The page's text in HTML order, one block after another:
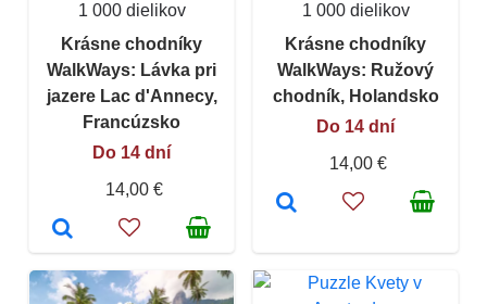
1 000 dielikov
Krásne chodníky
WalkWays: Lávka pri
jazere Lac d'Annecy,
Francúzsko
Do 14 dní
14,00 €
1 000 dielikov
Krásne chodníky
WalkWays: Ružový
chodník, Holandsko
Do 14 dní
14,00 €